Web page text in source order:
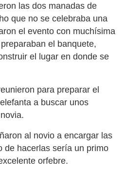
las dos manadas de
que no se celebraba una
el evento con muchísima
el banquete,
el lugar en donde se
para preparar el
a buscar unos
al novio a encargar las
de hacerlas sería un primo
orfebre.